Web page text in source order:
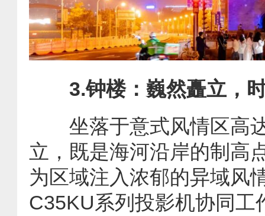
3.钟楼：巍然矗立，
坐落于意式风情区高达
立，既是海河沿岸的制高
为区域注入浓郁的异域风
C35KU系列投影机协同